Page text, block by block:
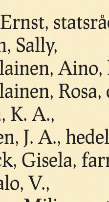
Sally,
Aino,
K. A.,
J. A.,
Gisela,
V.,